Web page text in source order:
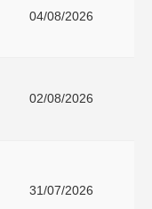
04/08/2026
02/08/2026
31/07/2026